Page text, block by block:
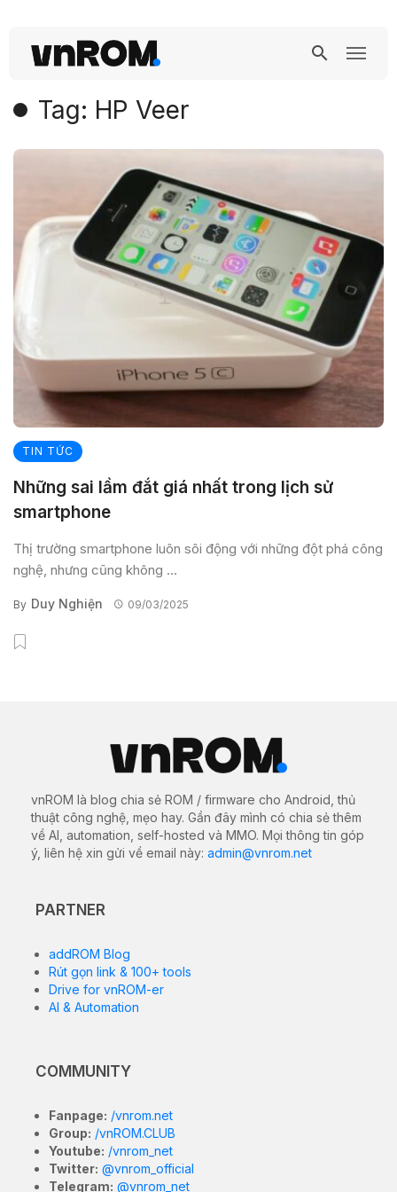
Tag: HP Veer
TIN TỨC
Những sai lầm đắt giá nhất trong lịch sử
smartphone
Thị trường smartphone luôn sôi động với những đột phá công
nghệ, nhưng cũng không ...
By Duy Nghiện 09/03/2025
vnROM là blog chia sẻ ROM / firmware cho Android, thủ
thuật công nghệ, mẹo hay. Gần đây mình có chia sẻ thêm
về AI, automation, self-hosted và MMO. Mọi thông tin góp
ý, liên hệ xin gửi về email này: admin@vnrom.net
PARTNER
addROM Blog
Rút gọn link & 100+ tools
Drive for vnROM-er
AI & Automation
COMMUNITY
Fanpage: /vnrom.net
Group: /vnROM.CLUB
Youtube: /vnrom_net
Twitter: @vnrom_official
Telegram: @vnrom_net